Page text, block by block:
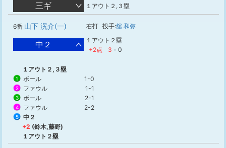
三ギ １アウト２,３塁
6番 山下 滉介(一) 右打 投手:舘 和弥
中２
１アウト２塁
+2点
3 - 0
１アウト２,３塁
1 ボール 1-0
2 ファウル 1-1
3 ボール 2-1
4 ファウル 2-2
5
中２
+2 (鈴木,藤野)
１アウト２塁